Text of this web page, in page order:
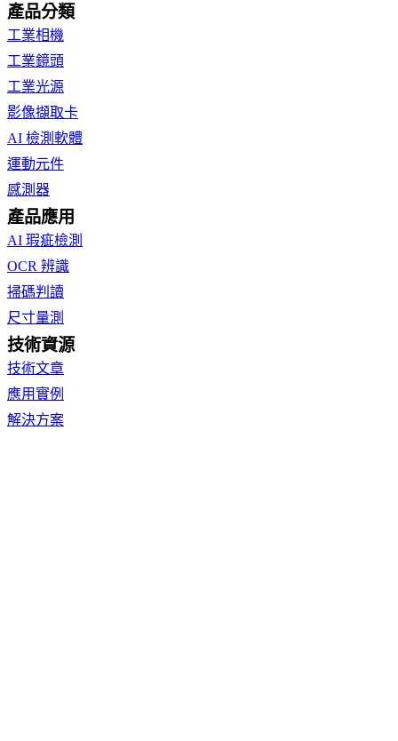
產品分類
工業相機
工業鏡頭
工業光源
影像擷取卡
AI 檢測軟體
運動元件
感測器
產品應用
AI 瑕疵檢測
OCR 辨識
掃碼判讀
尺寸量測
技術資源
技術文章
應用實例
解決方案